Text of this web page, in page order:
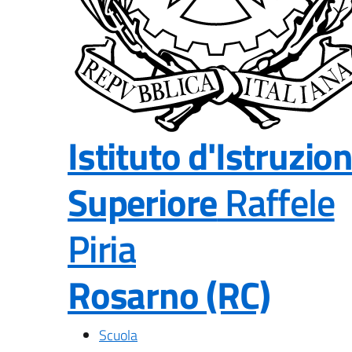
Istituto
SuperioreRaffele
Piria
Rosarno (RC)
Scuola